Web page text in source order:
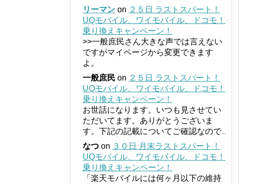
リーマン on ２５日 ラストスパート！
UQモバイル、ワイモバイル、ドコモ！
乗り換えキャンペーン！
>>一般庶民さん大きな声では言えない
ですがマイページから変更できます
よ。
一般庶民 on ２５日 ラストスパート！
UQモバイル、ワイモバイル、ドコモ！
乗り換えキャンペーン！
お世話になります。いつも見させてい
ただいてます。ありがとうございま
す。下記の記載についてご確認なので...
なつ on ３０日 月末ラストスパート！
UQモバイル、ワイモバイル、ドコモ！
乗り換えキャンペーン！
「楽天モバイルには何ヶ月以下の維持